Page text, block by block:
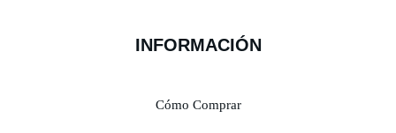
INFORMACIÓN
Cómo Comprar